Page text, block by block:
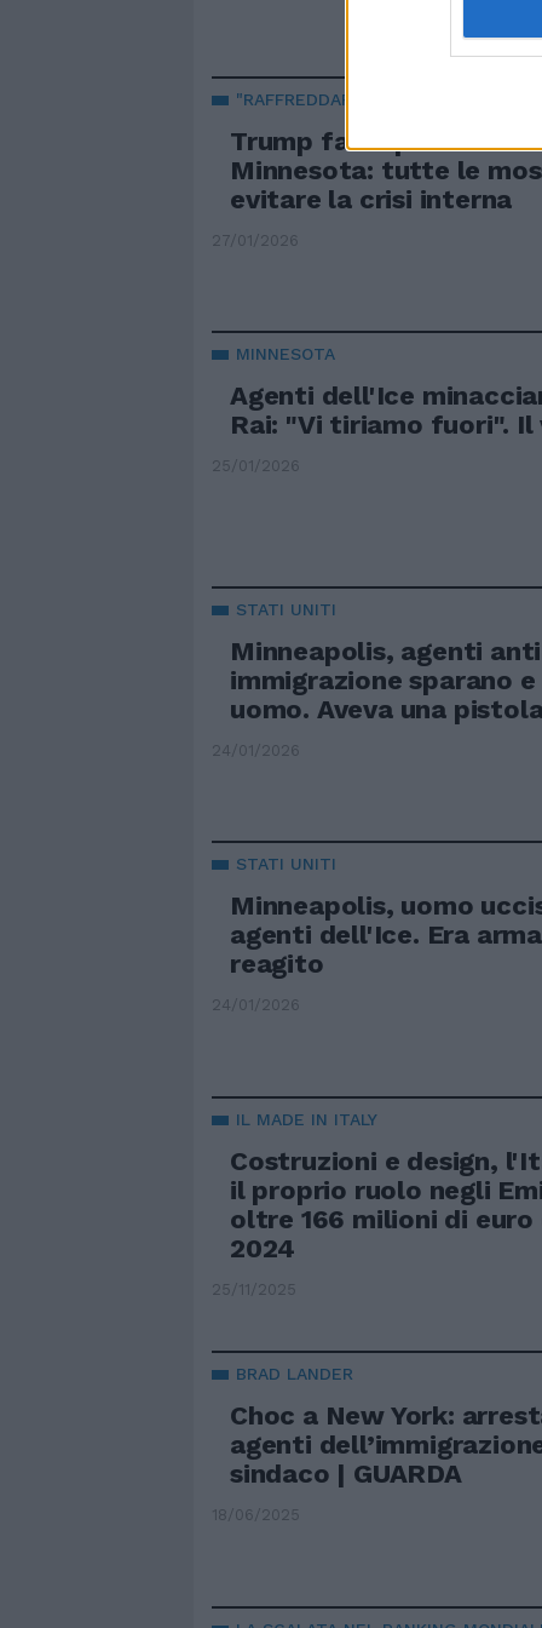
"RAFFREDDARE" LA SITUAZIONE
Trump fa un passo
Minnesota: tutte le
evitare la crisi interna
27/01/2026
MINNESOTA
Agenti dell'Ice
Rai: "Vi tiriamo fuori". Il
25/01/2026
STATI UNITI
Minneapolis, agenti
immigrazione sparano
uomo. Aveva una
24/01/2026
STATI UNITI
Minneapolis, uomo
agenti dell'Ice. Era
reagito
24/01/2026
IL MADE IN ITALY
Costruzioni e design,
il proprio ruolo negli
oltre 166 milioni di
2024
25/11/2025
BRAD LANDER
Choc a New York:
agenti
sindaco | GUARDA
18/06/2025